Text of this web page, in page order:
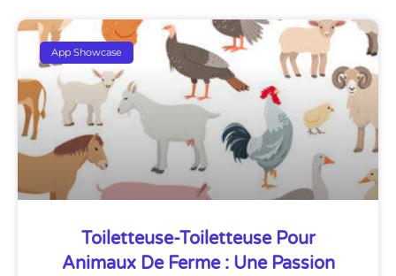
App Showcase
Toiletteuse-Toiletteuse Pour
Animaux De Ferme : Une Passion